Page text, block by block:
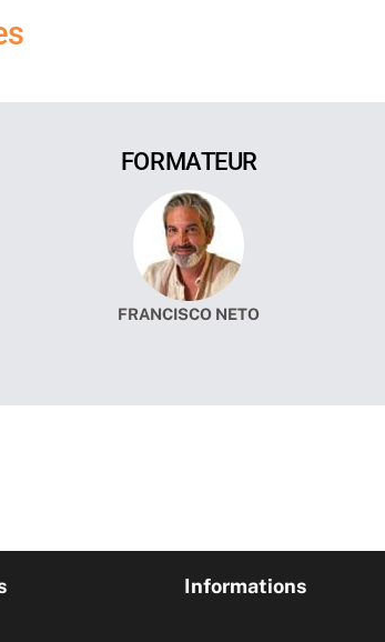
FORMATEUR
FRANCISCO NETO
Informations